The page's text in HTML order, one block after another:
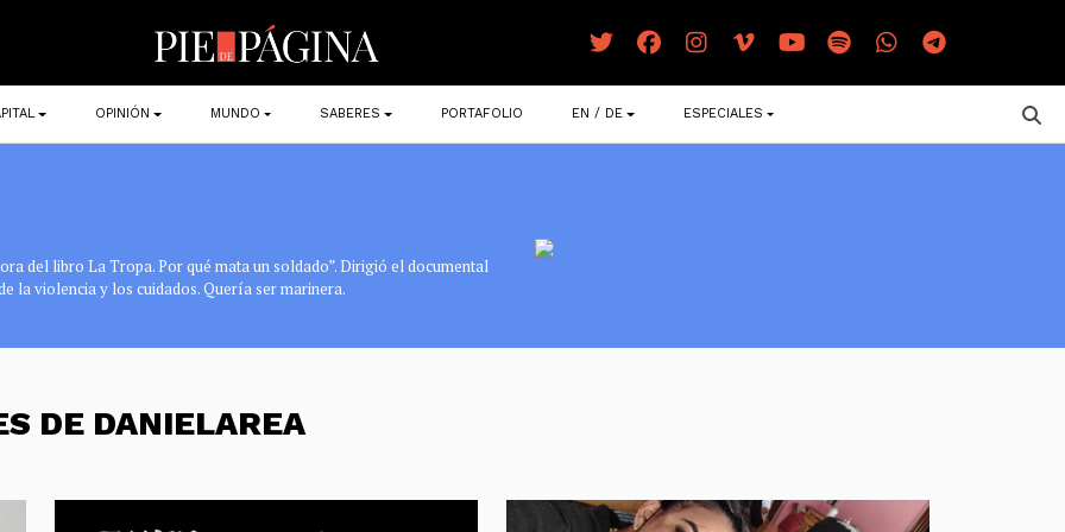
OPINIÓN MUNDO SABERES PORTAFOLIO EN / DE ESPECIALES
del libro La Tropa. Por qué mata un soldado”. Dirigió el documental
la violencia y los cuidados. Quería ser marinera.
DE DANIELAREA